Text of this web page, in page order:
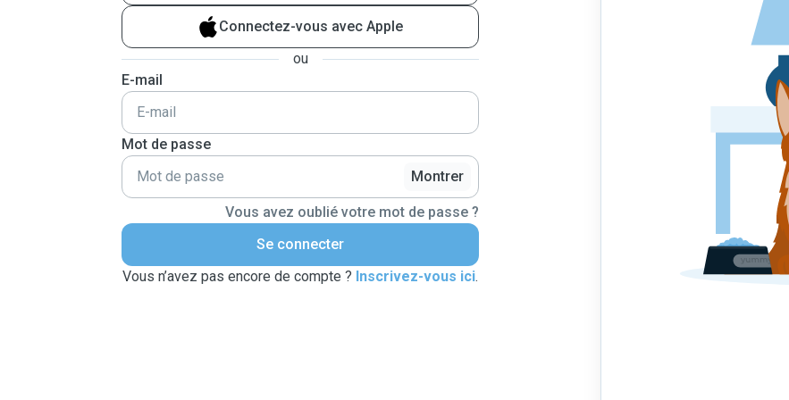
Connectez-vous avec Apple
ou
E-mail
Mot de passe
Montrer
Vous avez oublié votre mot de passe ?
Se connecter
Vous n’avez pas encore de compte ? Inscrivez-vous ici.